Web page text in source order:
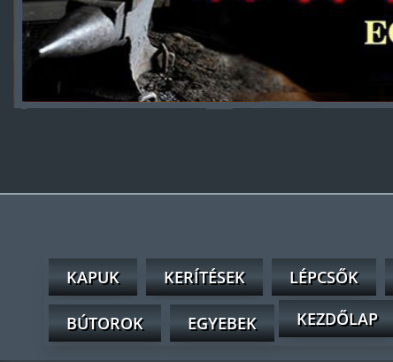
KAPUK KERÍTÉSEK LÉPCSŐK
BÚTOROK EGYEBEK KEZDŐLAP